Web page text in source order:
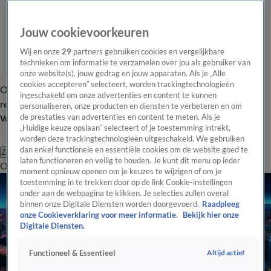
Overzicht Laatste nieuws Regionieuws Het beste van Hart
Tip de
redactie
Volg Hart van Nederland
Zoeken
OverzichtRegioUitzendingenWeerTip de redactiePanelVideo's
Jouw cookievoorkeuren
Wij en onze29 partners gebruiken cookies en vergelijkbare
technieken om informatie te verzamelen over jou als gebruiker van
onze website(s), jouw gedrag en jouw apparaten. Als je „Alle
cookies accepteren” selecteert, worden trackingtechnologieën
ingeschakeld om onze advertenties en content te kunnen
personaliseren, onze producten en diensten te verbeteren en om
de prestaties van advertenties en content te meten. Als je
„Huidige keuze opslaan” selecteert of je toestemming intrekt,
worden deze trackingtechnologieën uitgeschakeld. We gebruiken
dan enkel functionele en essentiële cookies om de website goed te
laten functioneren en veilig te houden. Je kunt dit menu op ieder
moment opnieuw openen om je keuzes te wijzigen of om je
toestemming in te trekken door op de link Cookie-instellingen
onder aan de webpagina te klikken. Je selecties zullen overal
binnen onze Digitale Diensten worden doorgevoerd. Raadpleeg
onze Cookieverklaring voor meer informatie.
Bekijk hier onze
Digitale Diensten.
Functioneel & Essentieel Altijd actief